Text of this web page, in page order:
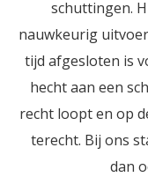
schuttingen.
nauwkeurig
tijd afgesloten is
hecht aan een
recht loopt en op
terecht. Bij ons
dan